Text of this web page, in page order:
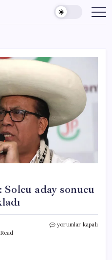
Solcu aday sonucu
Peru’da
yorumlar kapalı